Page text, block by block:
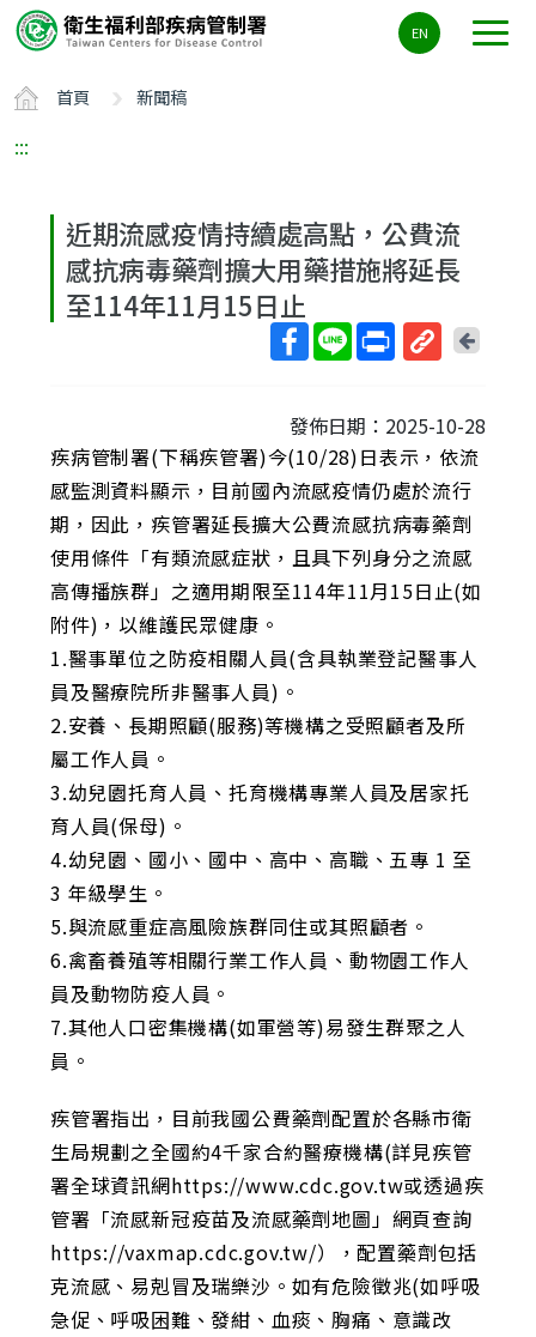
要
容
ALT+C
EN
首頁 新聞稿
:::
近期流感疫情持續處高點，公費流
感抗病毒藥劑擴大用藥措施將延長
至114年11月15日止
短
網
址
回
頁
發佈日期：2025-10-28
疾病管制署(下稱疾管署)今(10/28)日表示，依流
感監測資料顯示，目前國內流感疫情仍處於流行
期，因此，疾管署延長擴大公費流感抗病毒藥劑
使用條件「有類流感症狀，且具下列身分之流感
高傳播族群」之適用期限至114年11月15日止(如
附件)，以維護民眾健康。
1.醫事單位之防疫相關人員(含具執業登記醫事人
員及醫療院所非醫事人員)。
2.安養、長期照顧(服務)等機構之受照顧者及所
屬工作人員。
3.幼兒園托育人員、托育機構專業人員及居家托
育人員(保母)。
4.幼兒園、國小、國中、高中、高職、五專 1 至
3 年級學生。
5.與流感重症高風險族群同住或其照顧者。
6.禽畜養殖等相關行業工作人員、動物園工作人
員及動物防疫人員。
7.其他人口密集機構(如軍營等)易發生群聚之人
員。
疾管署指出，目前我國公費藥劑配置於各縣市衛
生局規劃之全國約4千家合約醫療機構(詳見疾管
署全球資訊網https://www.cdc.gov.tw或透過疾
管署「流感新冠疫苗及流感藥劑地圖」網頁查詢
https://vaxmap.cdc.gov.tw/），配置藥劑包括
克流感、易剋冒及瑞樂沙。如有危險徵兆(如呼吸
急促、呼吸困難、發紺、血痰、胸痛、意識改